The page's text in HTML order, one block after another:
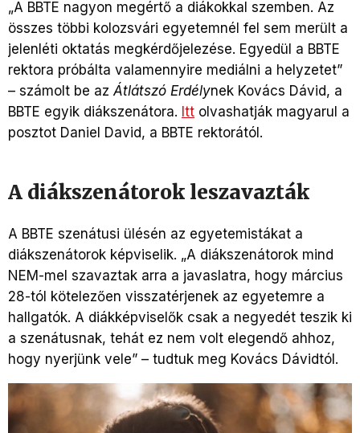
„A BBTE nagyon megértő a diákokkal szemben. Az
összes többi kolozsvári egyetemnél fel sem merült a
jelenléti oktatás megkérdőjelezése. Egyedül a BBTE
rektora próbálta valamennyire mediálni a helyzetet”
– számolt be azÁtlátszó Erdélynek Kovács Dávid, a
BBTE egyik diákszenátora. Itt olvashatják magyarul a
posztot Daniel David, a BBTE rektorától.
A diákszenátorok leszavazták
A BBTE szenátusi ülésén az egyetemistákat a
diákszenátorok képviselik. „A diákszenátorok mind
NEM-mel szavaztak arra a javaslatra, hogy március
28-tól kötelezően visszatérjenek az egyetemre a
hallgatók. A diákképviselők csak a negyedét teszik ki
a szenátusnak, tehát ez nem volt elegendő ahhoz,
hogy nyerjünk vele” – tudtuk meg Kovács Dávidtól.